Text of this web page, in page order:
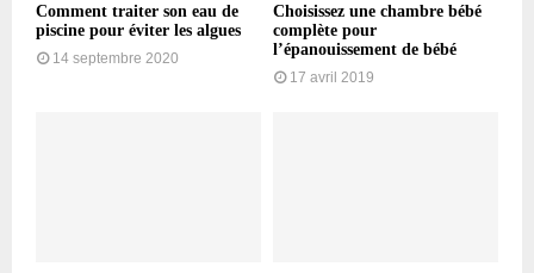
Comment traiter son eau de
piscine pour éviter les algues
14 septembre 2020
Choisissez une chambre bébé
complète pour
l’épanouissement de bébé
17 avril 2019